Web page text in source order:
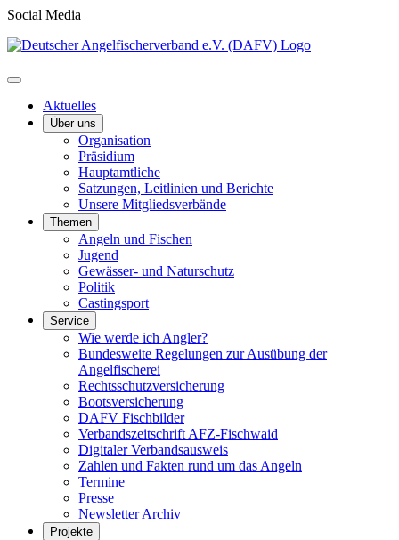
Social Media
Aktuelles
Über uns
Organisation
Präsidium
Hauptamtliche
Satzungen, Leitlinien und Berichte
Unsere Mitgliedsverbände
Themen
Angeln und Fischen
Jugend
Gewässer- und Naturschutz
Politik
Castingsport
Service
Wie werde ich Angler?
Bundesweite Regelungen zur Ausübung der
Angelfischerei
Rechtsschutzversicherung
Bootsversicherung
DAFV Fischbilder
Verbandszeitschrift AFZ-Fischwaid
Digitaler Verbandsausweis
Zahlen und Fakten rund um das Angeln
Termine
Presse
Newsletter Archiv
Projekte